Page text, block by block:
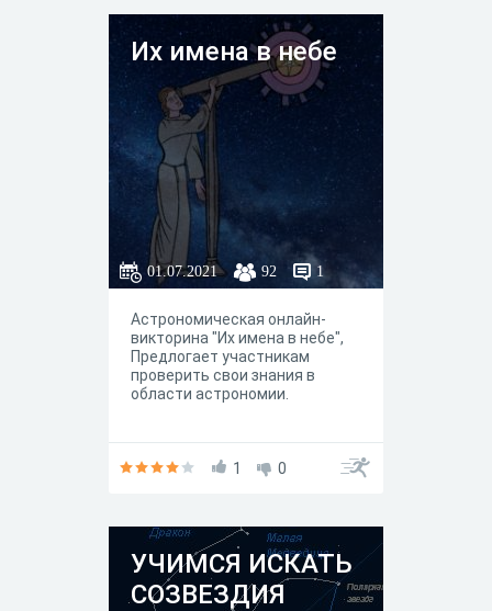
Их имена в небе
01.07.2021 92 1
Астрономическая онлайн-
викторина "Их имена в небе",
Предлогает участникам
проверить свои знания в
области астрономии.
1 0
УЧИМСЯ ИСКАТЬ
СОЗВЕЗДИЯ